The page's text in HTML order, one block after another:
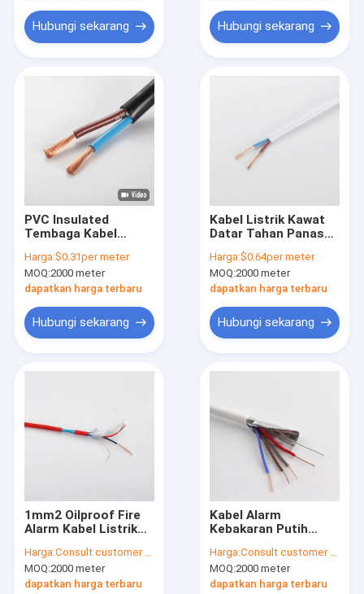
Rumah
Produk
Tentang kita
Wisata pabrik
Kontrol kualitas
Hubungi kami
Kabel Listrik Fleksibel
Kabel Listrik Alarm Kebakaran
Kawat Terdampar Tunggal
Hubungi sekarang Hubungi sekarang
PVC Insulated
Tembaga Kabel
Oksigen Gratis 2
Core
Harga:$0.31per meter
MOQ:2000 meter
dapatkan harga terbaru
Hubungi sekarang
Kabel Listrik Kawat
Datar Tahan Panas
Alkali
Harga:$0.64per meter
MOQ:2000 meter
dapatkan harga terbaru
Hubungi sekarang
1mm2 Oilproof Fire
Alarm Kabel Listrik
Rendah
Harga:Consult customer service
MOQ:2000 meter
dapatkan harga terbaru
Kabel Alarm
Kebakaran Putih
Api Tahan Jamur
Harga:Consult customer service
MOQ:2000 meter
dapatkan harga terbaru